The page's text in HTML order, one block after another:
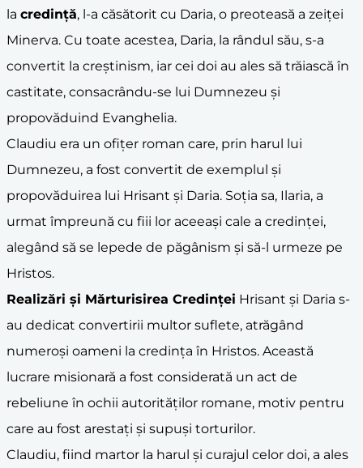
la credință, l-a căsătorit cu Daria, o preoteasă a zeiței
Minerva. Cu toate acestea, Daria, la rândul său, s-a
convertit la creștinism, iar cei doi au ales să trăiască în
castitate, consacrându-se lui Dumnezeu și
propovăduind Evanghelia.
Claudiu era un ofițer roman care, prin harul lui
Dumnezeu, a fost convertit de exemplul și
propovăduirea lui Hrisant și Daria. Soția sa, Ilaria, a
urmat împreună cu fiii lor aceeași cale a credinței,
alegând să se lepede de păgânism și să-l urmeze pe
Hristos.
Realizări și Mărturisirea Credinței Hrisant și Daria s-
au dedicat convertirii multor suflete, atrăgând
numeroși oameni la credința în Hristos. Această
lucrare misionară a fost considerată un act de
rebeliune în ochii autorităților romane, motiv pentru
care au fost arestați și supuși torturilor.
Claudiu, fiind martor la harul și curajul celor doi, a ales